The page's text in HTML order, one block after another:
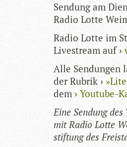
Sen­dung am
Radio Lotte
Radio Lotte im
Live­stream auf
Alle Sen­dun­gen
der Rubrik
dem
You­tube-
Eine Sen­dung
mit Radio Lotte
stif­tung des